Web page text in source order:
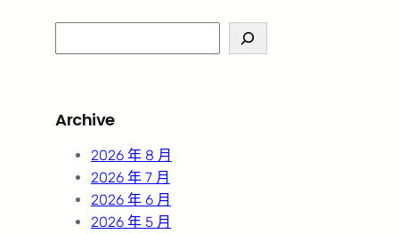
e
c
Archive
2026 年 8 月
2026 年 7 月
2026 年 6 月
2026 年 5 月